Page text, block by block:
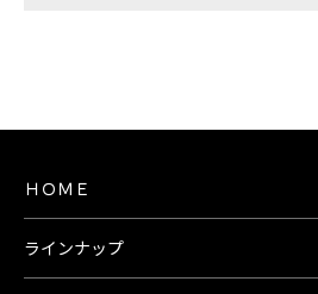
ＨＯＭＥ
ラインナップ